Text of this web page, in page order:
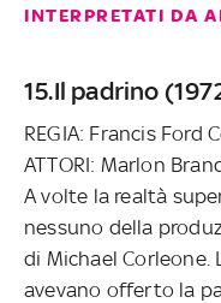
INTERPRETATI DA
15.Il padrino
REGIA: Francis Ford
ATTORI: Marlon
A volte la realtà
nessuno della
di Michael
avevano offerto la